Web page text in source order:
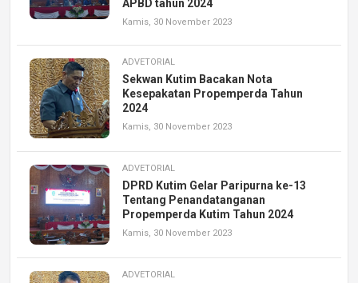
APBD tahun 2024
Kamis, 30 November 2023
ADVETORIAL
Sekwan Kutim Bacakan Nota
Kesepakatan Propemperda Tahun
2024
Kamis, 30 November 2023
ADVETORIAL
DPRD Kutim Gelar Paripurna ke-13
Tentang Penandatanganan
Propemperda Kutim Tahun 2024
Kamis, 30 November 2023
ADVETORIAL